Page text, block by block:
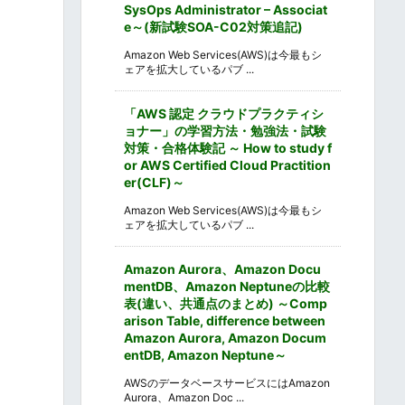
SysOps Administrator – Associat
e～(新試験SOA-C02対策追記)
Amazon Web Services(AWS)は今最もシ
ェアを拡大しているパブ ...
「AWS 認定 クラウドプラクティシ
ョナー」の学習方法・勉強法・試験
対策・合格体験記 ～ How to study f
or AWS Certified Cloud Practition
er(CLF)～
Amazon Web Services(AWS)は今最もシ
ェアを拡大しているパブ ...
Amazon Aurora、Amazon Docu
mentDB、Amazon Neptuneの比較
表(違い、共通点のまとめ) ～Comp
arison Table, difference between
Amazon Aurora, Amazon Docum
entDB, Amazon Neptune～
AWSのデータベースサービスにはAmazon
Aurora、Amazon Doc ...